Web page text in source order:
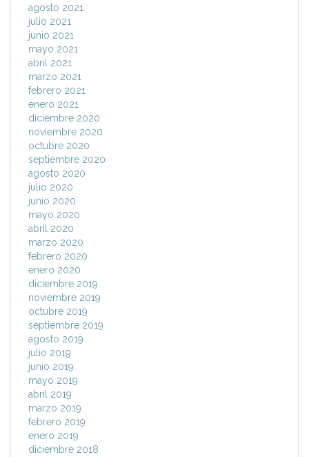
agosto 2021
julio 2021
junio 2021
mayo 2021
abril 2021
marzo 2021
febrero 2021
enero 2021
diciembre 2020
noviembre 2020
octubre 2020
septiembre 2020
agosto 2020
julio 2020
junio 2020
mayo 2020
abril 2020
marzo 2020
febrero 2020
enero 2020
diciembre 2019
noviembre 2019
octubre 2019
septiembre 2019
agosto 2019
julio 2019
junio 2019
mayo 2019
abril 2019
marzo 2019
febrero 2019
enero 2019
diciembre 2018